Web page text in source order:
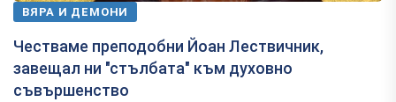
ВЯРА И ДЕМОНИ
Честваме преподобни Йоан Лествичник,
завещал ни "стълбата" към духовно
съвършенство